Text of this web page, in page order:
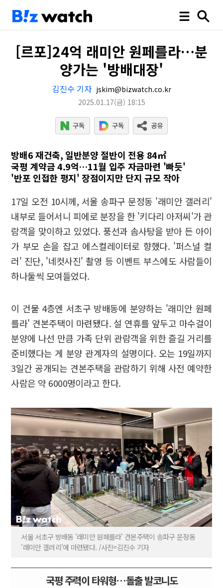
[르포]24억 래미안 원페를라…분
양가는 '방배대장'
김진수 기자 jskim@bizwatch.co.kr
2025.01.17(금) 18:15
방배6 재건축, 일반분양 절반이 전용 84㎡
국평 계약금 4.9억…11월 입주 자금마련 '빠듯'
'반포 인접한 평지' 장점이지만 단지 규모 작아
17일 오전 10시께, 서울 송파구 문정동 '래미안 갤러리'
내부로 들어서니 피에로 분장을 한 '키다리 아저씨'가 관
람객을 맞이하고 있었다. 풍선과 솜사탕을 받아 든 아이
가 부모 손을 잡고 에스컬레이터로 향했다. '퍼스널 컬
러' 진단, '네컷사진' 촬영 등 이벤트 부스에도 사람들이
하나둘씩 모여들었다.
이 건물 4층엔 서초구 방배동에 분양하는 '래미안 원페
를라' 견본주택이 마련됐다. 설 연휴를 앞두고 마수걸이
분양에 나선 만큼 가족 단위 관람객을 위한 즐길 거리를
준비했다는 게 분양 관계자의 설명이다. 오는 19일까지
3일간 공개되는 견본주택을 관람하기 위해 사전 예약한
사람은 약 6000명이라고 한다.
서울 서초구 방배동 '래미안 원페를라' 견본주택이 송파구 문정동
'래미안 갤러리'에 마련됐다. /사진=김진수 기자
국평 주력이 타워형…돌출 발코니도